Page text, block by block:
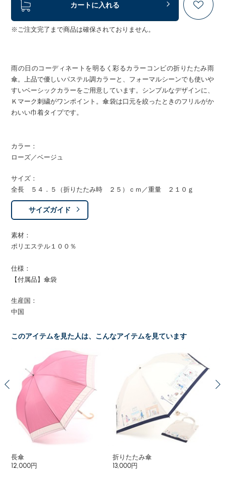
カートに入れる
※ご注文完了まで商品は確保されておりません。
雨の日のコーディネートを明るく彩るカラーコンビの折りたたみ雨
傘。上品で優しいパステル調カラーと、フォーマルシーンでも使いや
すいベーシックカラーをご用意しています。シンプルなデザインに、
Ｋマーク刺繍がワンポイント。傘袋は口元を絞ったときのフリルがか
わいい巾着タイプです。
カラー：
ローズ／ベージュ
サイズ：
全長 ５４．５（折りたたみ時 ２５）ｃｍ／重量 ２１０ｇ
サイズガイド
素材：
ポリエステル１００％
仕様：
【付属品】傘袋
生産国：
中国
このアイテムを見た人は、こんなアイテムを見ています
長傘
12,000円
折りたたみ傘
13,000円